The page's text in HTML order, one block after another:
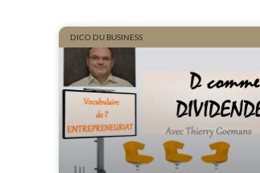
DICO DU BUSINESS